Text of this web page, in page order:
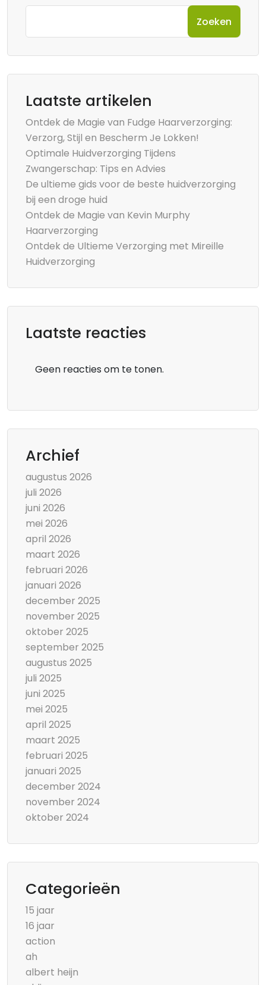
Zoeken
Laatste artikelen
Ontdek de Magie van Fudge Haarverzorging:
Verzorg, Stijl en Bescherm Je Lokken!
Optimale Huidverzorging Tijdens
Zwangerschap: Tips en Advies
De ultieme gids voor de beste huidverzorging
bij een droge huid
Ontdek de Magie van Kevin Murphy
Haarverzorging
Ontdek de Ultieme Verzorging met Mireille
Huidverzorging
Laatste reacties
Geen reacties om te tonen.
Archief
augustus 2026
juli 2026
juni 2026
mei 2026
april 2026
maart 2026
februari 2026
januari 2026
december 2025
november 2025
oktober 2025
september 2025
augustus 2025
juli 2025
juni 2025
mei 2025
april 2025
maart 2025
februari 2025
januari 2025
december 2024
november 2024
oktober 2024
Categorieën
15 jaar
16 jaar
action
ah
albert heijn